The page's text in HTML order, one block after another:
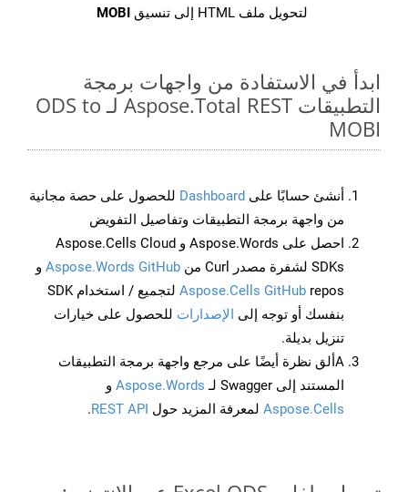
لتحويل ملف HTML إلى تنسيق
MOBI
ابدأ في الاستفادة من واجهات برمجة
التطبيقات Aspose.Total REST لـ ODS to
MOBI
أنشئ حسابًا على Dashboard للحصول على حصة مجانية
من واجهة برمجة التطبيقات وتفاصيل التفويض
احصل على Aspose.Words و Aspose.Cells Cloud
SDKs لشفرة مصدر Curl من
Aspose.Words GitHub و
Aspose.Cells GitHub
repos لتجميع / استخدام SDK
بنفسك أو توجه إلى الإصدارات للحصول على خيارات
تنزيل بديلة.
Aألق نظرة أيضًا على مرجع واجهة برمجة التطبيقات
المستند إلى Swagger لـ
Aspose.Words و
Aspose.Cells لمعرفة المزيد حول REST API
.